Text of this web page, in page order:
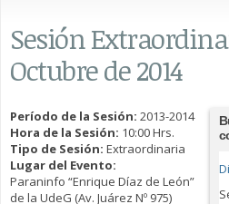
Sesión
Octubre de 2014
Período de la Sesión: 2013-2014
Hora de la Sesión: 10:00 Hrs.
Tipo de Sesión: Extraordinaria
Lugar del Evento:
Paraninfo “Enrique Díaz de León”
de la UdeG (Av. Juárez Nº 975)